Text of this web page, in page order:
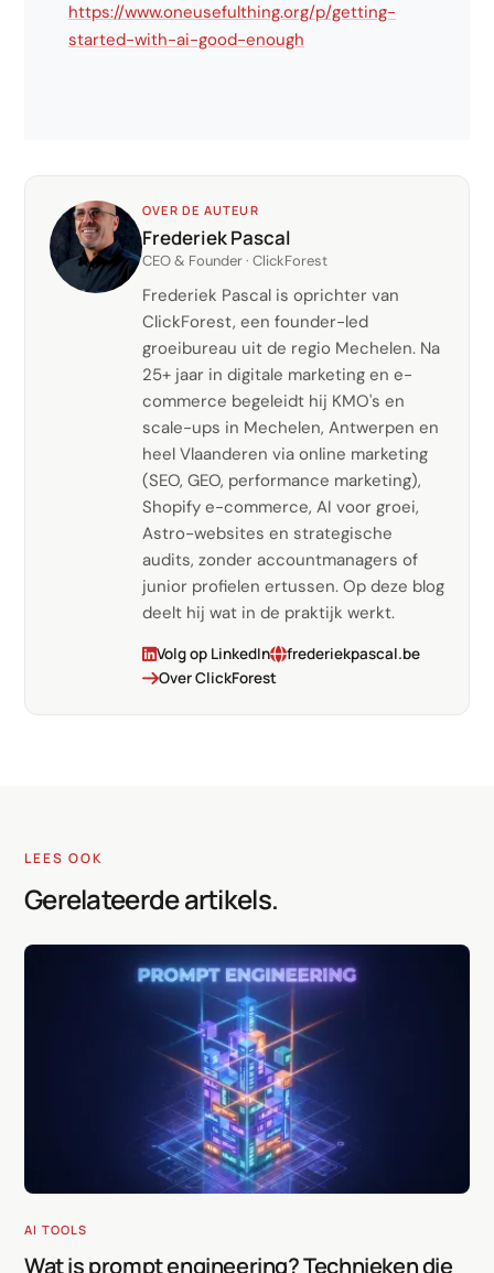
https://www.oneusefulthing.org/p/getting-
started-with-ai-good-enough
OVER DE AUTEUR
Frederiek Pascal
CEO & Founder · ClickForest
Frederiek Pascal is oprichter van
ClickForest, een founder-led
groeibureau uit de regio Mechelen. Na
25+ jaar in digitale marketing en e-
commerce begeleidt hij KMO's en
scale-ups in Mechelen, Antwerpen en
heel Vlaanderen via online marketing
(SEO, GEO, performance marketing),
Shopify e-commerce, AI voor groei,
Astro-websites en strategische
audits, zonder accountmanagers of
junior profielen ertussen. Op deze blog
deelt hij wat in de praktijk werkt.
Volg op LinkedIn
frederiekpascal.be
Over ClickForest
LEES OOK
Gerelateerde artikels.
AI TOOLS
Wat is prompt engineering? Technieken die